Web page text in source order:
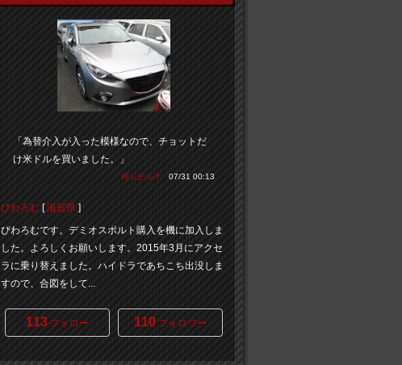
「為替介入が入った模様なので、チョットだ
け米ドルを買いました。」
何シテル？ 07/31 00:13
びわろむ [滋賀県 ]
びわろむです。デミオスポルト購入を機に加入しま
した。よろしくお願いします。2015年3月にアクセ
ラに乗り替えました。ハイドラであちこち出没しま
すので、合図をして...
113 フォロー 110 フォロワー